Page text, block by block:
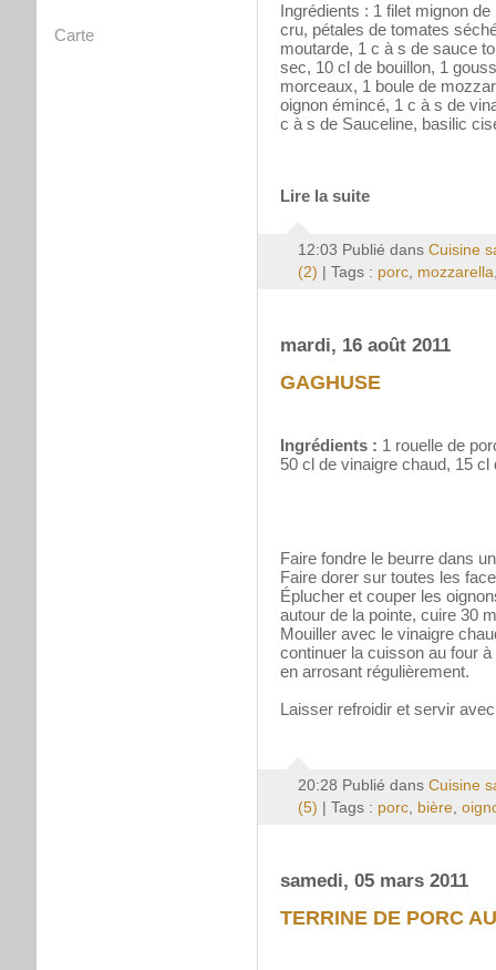
Carte
Ingrédients : 1 filet mignon
cru, pétales de tomates
moutarde, 1 c à s de sauce
sec, 10 cl de bouillon, 1
morceaux, 1 boule de
oignon émincé, 1 c à s de
c à s de Sauceline, basilic
Lire la suite
12:03 Publié dans Cuisine
(2) | Tags : porc, mozzarella
mardi, 16 août 2011
GAGHUSE
Ingrédients : 1 rouelle de
50 cl de vinaigre chaud, 15
Faire fondre le beurre dans
Faire dorer sur toutes les
Éplucher et couper les
autour de la pointe, cuire 30
Mouiller avec le vinaigre
continuer la cuisson au four
en arrosant régulièrement.
Laisser refroidir et servir
20:28 Publié dans Cuisine
(5) | Tags : porc, bière,
samedi, 05 mars 2011
TERRINE DE PORC